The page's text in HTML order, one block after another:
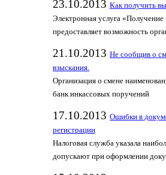
23.10.2013 Как получить
Электронная услуга
предоставляет возможность
21.10.2013 Не сообщив о
взыскания.
Организация о смене
банк инкассовых поручений
17.10.2013 Ошибки в
регистрации
Налоговая служба указала
допускают при оформлении